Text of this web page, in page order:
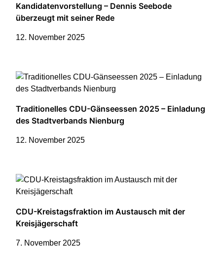
Kandidatenvorstellung – Dennis Seebode
überzeugt mit seiner Rede
12. November 2025
Traditionelles CDU-Gänseessen 2025 – Einladung
des Stadtverbands Nienburg
12. November 2025
CDU-Kreistagsfraktion im Austausch mit der
Kreisjägerschaft
7. November 2025